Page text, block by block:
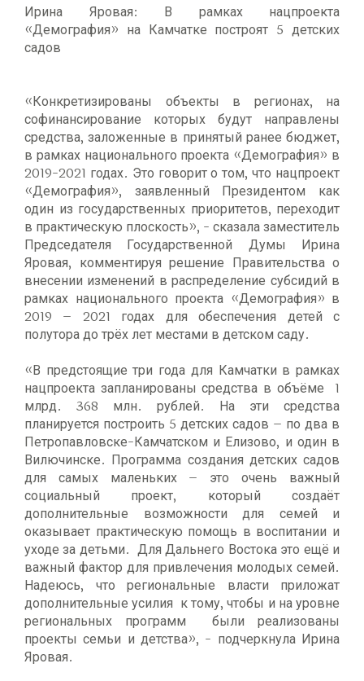
Ирина Яровая: В рамках нацпроекта
«Демография» на Камчатке построят 5 детских
садов
«Конкретизированы объекты в регионах, на
софинансирование которых будут направлены
средства, заложенные в принятый ранее бюджет,
в рамках национального проекта «Демография» в
2019-2021 годах. Это говорит о том, что нацпроект
«Демография», заявленный Президентом как
один из государственных приоритетов, переходит
в практическую плоскость», - сказала заместитель
Председателя Государственной Думы Ирина
Яровая, комментируя решение Правительства о
внесении изменений в распределение субсидий в
рамках национального проекта «Демография» в
2019 – 2021 годах для обеспечения детей с
полутора до трёх лет местами в детском саду.
«В предстоящие три года для Камчатки в рамках
нацпроекта запланированы средства в объёме 1
млрд. 368 млн. рублей. На эти средства
планируется построить 5 детских садов – по два в
Петропавловске-Камчатском и Елизово, и один в
Вилючинске. Программа создания детских садов
для самых маленьких – это очень важный
социальный проект, который создаёт
дополнительные возможности для семей и
оказывает практическую помощь в воспитании и
уходе за детьми. Для Дальнего Востока это ещё и
важный фактор для привлечения молодых семей.
Надеюсь, что региональные власти приложат
дополнительные усилия к тому, чтобы и на уровне
региональных программ были реализованы
проекты семьи и детства», - подчеркнула Ирина
Яровая.